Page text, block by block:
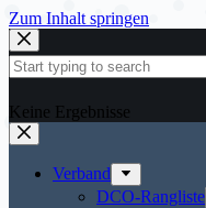
Zum Inhalt springen
Keine Ergebnisse
Verband
DCO-Rangliste